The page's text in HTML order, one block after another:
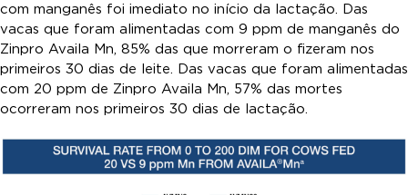
com manganês foi imediato no início da lactação. Das
vacas que foram alimentadas com 9 ppm de manganês do
Zinpro Availa Mn, 85% das que morreram o fizeram nos
primeiros 30 dias de leite. Das vacas que foram alimentadas
com 20 ppm de Zinpro Availa Mn, 57% das mortes
ocorreram nos primeiros 30 dias de lactação.